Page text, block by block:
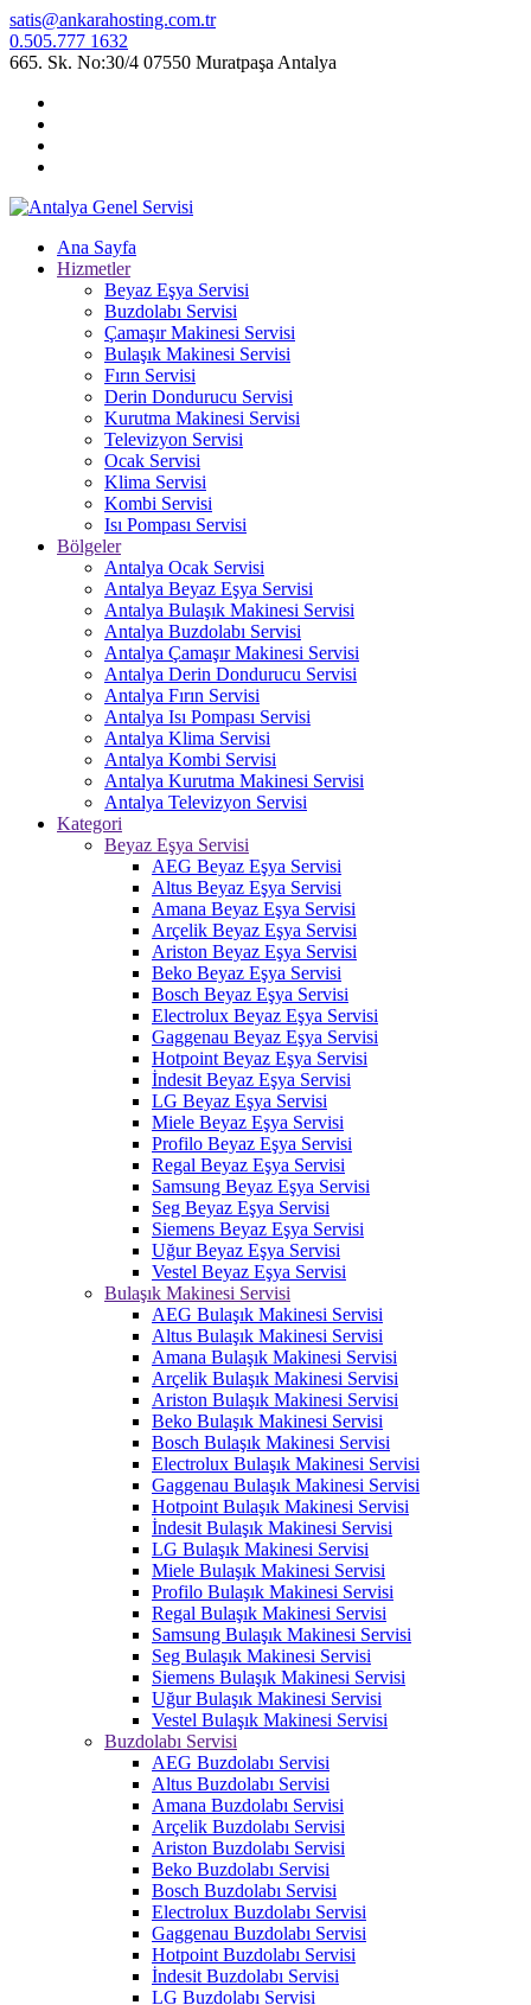
satis@ankarahosting.com.tr
0.505.777 1632
665. Sk. No:30/4 07550 Muratpaşa Antalya
Ana Sayfa
Hizmetler
Beyaz Eşya Servisi
Buzdolabı Servisi
Çamaşır Makinesi Servisi
Bulaşık Makinesi Servisi
Fırın Servisi
Derin Dondurucu Servisi
Kurutma Makinesi Servisi
Televizyon Servisi
Ocak Servisi
Klima Servisi
Kombi Servisi
Isı Pompası Servisi
Bölgeler
Antalya Ocak Servisi
Antalya Beyaz Eşya Servisi
Antalya Bulaşık Makinesi Servisi
Antalya Buzdolabı Servisi
Antalya Çamaşır Makinesi Servisi
Antalya Derin Dondurucu Servisi
Antalya Fırın Servisi
Antalya Isı Pompası Servisi
Antalya Klima Servisi
Antalya Kombi Servisi
Antalya Kurutma Makinesi Servisi
Antalya Televizyon Servisi
Kategori
Beyaz Eşya Servisi
AEG Beyaz Eşya Servisi
Altus Beyaz Eşya Servisi
Amana Beyaz Eşya Servisi
Arçelik Beyaz Eşya Servisi
Ariston Beyaz Eşya Servisi
Beko Beyaz Eşya Servisi
Bosch Beyaz Eşya Servisi
Electrolux Beyaz Eşya Servisi
Gaggenau Beyaz Eşya Servisi
Hotpoint Beyaz Eşya Servisi
İndesit Beyaz Eşya Servisi
LG Beyaz Eşya Servisi
Miele Beyaz Eşya Servisi
Profilo Beyaz Eşya Servisi
Regal Beyaz Eşya Servisi
Samsung Beyaz Eşya Servisi
Seg Beyaz Eşya Servisi
Siemens Beyaz Eşya Servisi
Uğur Beyaz Eşya Servisi
Vestel Beyaz Eşya Servisi
Bulaşık Makinesi Servisi
AEG Bulaşık Makinesi Servisi
Altus Bulaşık Makinesi Servisi
Amana Bulaşık Makinesi Servisi
Arçelik Bulaşık Makinesi Servisi
Ariston Bulaşık Makinesi Servisi
Beko Bulaşık Makinesi Servisi
Bosch Bulaşık Makinesi Servisi
Electrolux Bulaşık Makinesi Servisi
Gaggenau Bulaşık Makinesi Servisi
Hotpoint Bulaşık Makinesi Servisi
İndesit Bulaşık Makinesi Servisi
LG Bulaşık Makinesi Servisi
Miele Bulaşık Makinesi Servisi
Profilo Bulaşık Makinesi Servisi
Regal Bulaşık Makinesi Servisi
Samsung Bulaşık Makinesi Servisi
Seg Bulaşık Makinesi Servisi
Siemens Bulaşık Makinesi Servisi
Uğur Bulaşık Makinesi Servisi
Vestel Bulaşık Makinesi Servisi
Buzdolabı Servisi
AEG Buzdolabı Servisi
Altus Buzdolabı Servisi
Amana Buzdolabı Servisi
Arçelik Buzdolabı Servisi
Ariston Buzdolabı Servisi
Beko Buzdolabı Servisi
Bosch Buzdolabı Servisi
Electrolux Buzdolabı Servisi
Gaggenau Buzdolabı Servisi
Hotpoint Buzdolabı Servisi
İndesit Buzdolabı Servisi
LG Buzdolabı Servisi